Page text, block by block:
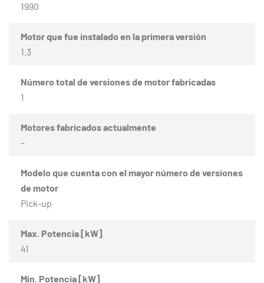
1990
Motor que fue instalado en la primera versión
1.3
Número total de versiones de motor fabricadas
1
Motores fabricados actualmente
–
Modelo que cuenta con el mayor número de versiones
de motor
Pick-up
Max. Potencia [kW]
41
Mín. Potencia [kW]